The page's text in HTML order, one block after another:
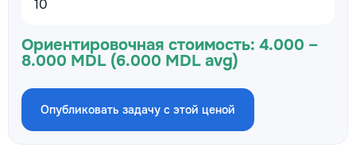
Ориентировочная стоимость: 4.000 –
8.000 MDL (6.000 MDL avg)
Опубликовать задачу с этой ценой